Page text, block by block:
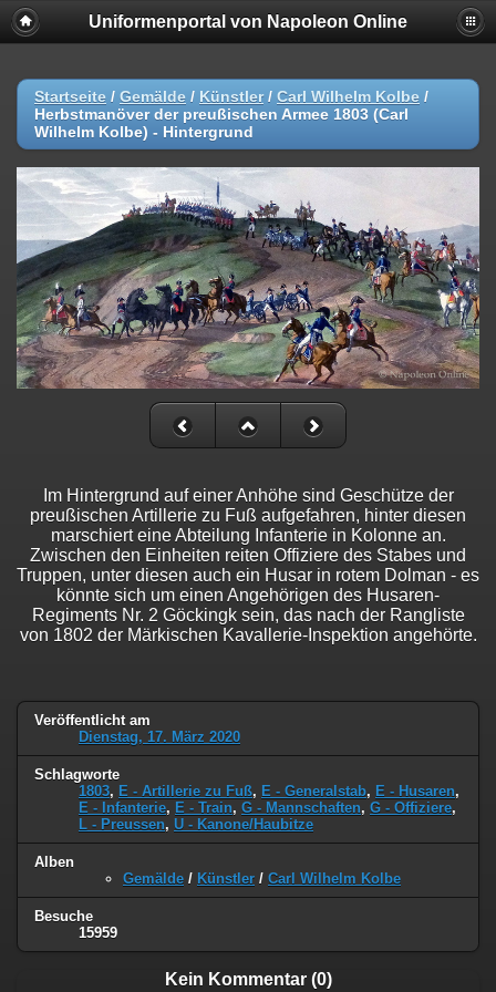
Uniformenportal von Napoleon Online
Startseite / Gemälde / Künstler/ Carl Wilhelm Kolbe /
Herbstmanöver der preußischen Armee 1803 (Carl
Wilhelm Kolbe) - Hintergrund
Im Hintergrund auf einer Anhöhe sind Geschütze der
preußischen Artillerie zu Fuß aufgefahren, hinter diesen
marschiert eine Abteilung Infanterie in Kolonne an.
Zwischen den Einheiten reiten Offiziere des Stabes und
Truppen, unter diesen auch ein Husar in rotem Dolman - es
könnte sich um einen Angehörigen des Husaren-
Regiments Nr. 2 Göckingk sein, das nach der Rangliste
von 1802 der Märkischen Kavallerie-Inspektion angehörte.
Veröffentlicht am
Dienstag, 17. März 2020
Schlagworte
1803, E - Artillerie zu Fuß, E - Generalstab, E - Husaren,
E - Infanterie, E - Train, G - Mannschaften, G - Offiziere,
L - Preussen, U - Kanone/Haubitze
Alben
Gemälde / Künstler / Carl Wilhelm Kolbe
Besuche
15959
Kein Kommentar (0)